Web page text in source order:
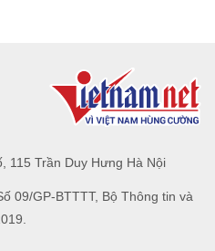
115 Trần Duy Hưng Hà Nội
09/GP-BTTTT, Bộ Thông tin và